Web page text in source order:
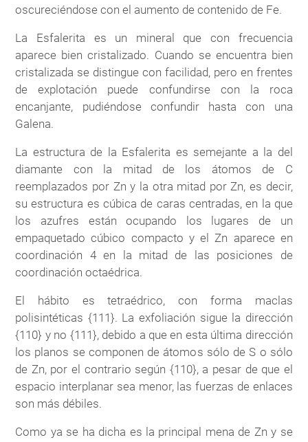
oscureciéndose con el aumento de contenido de Fe.
La Esfalerita es un mineral que con frecuencia
aparece bien cristalizado. Cuando se encuentra bien
cristalizada se distingue con facilidad, pero en frentes
de explotación puede confundirse con la roca
encanjante, pudiéndose confundir hasta con una
Galena.
La estructura de la Esfalerita es semejante a la del
diamante con la mitad de los átomos de C
reemplazados por Zn y la otra mitad por Zn, es decir,
su estructura es cúbica de caras centradas, en la que
los azufres están ocupando los lugares de un
empaquetado cúbico compacto y el Zn aparece en
coordinación 4 en la mitad de las posiciones de
coordinación octaédrica.
El hábito es tetraédrico, con forma maclas
polisintéticas {111}. La exfoliación sigue la dirección
{110} y no {111}, debido a que en esta última dirección
los planos se componen de átomos sólo de S o sólo
de Zn, por el contrario según {110}, a pesar de que el
espacio interplanar sea menor, las fuerzas de enlaces
son más débiles.
Como ya se ha dicha es la principal mena de Zn y se